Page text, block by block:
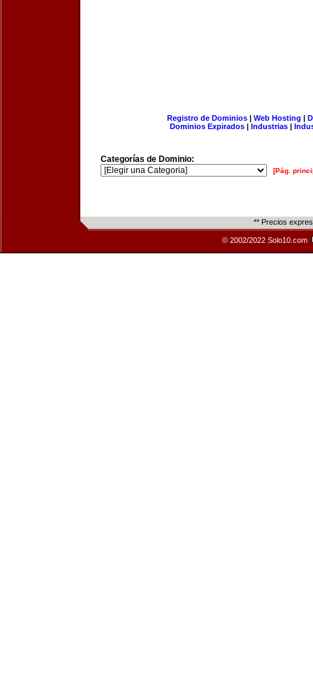
Registro de Dominios| Web Hosting |
Dominios Expirados | Industrias |
Categorías de Dominio:
[Pág.
** Precios
© 2002/2022 Solo10.com